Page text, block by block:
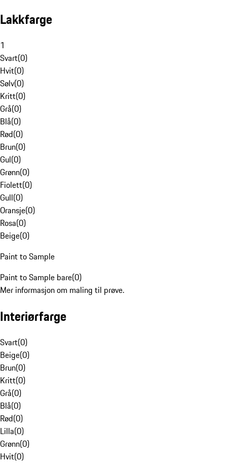
Lakkfarge
1
Svart(0)
Hvit(0)
Sølv(0)
Kritt(0)
Grå(0)
Blå(0)
Rød(0)
Brun(0)
Gul(0)
Grønn(0)
Fiolett(0)
Gull(0)
Oransje(0)
Rosa(0)
Beige(0)
Paint to Sample
Paint to Sample bare(0)
Mer informasjon om maling til prøve.
Interiørfarge
Svart(0)
Beige(0)
Brun(0)
Kritt(0)
Grå(0)
Blå(0)
Rød(0)
Lilla(0)
Grønn(0)
Hvit(0)